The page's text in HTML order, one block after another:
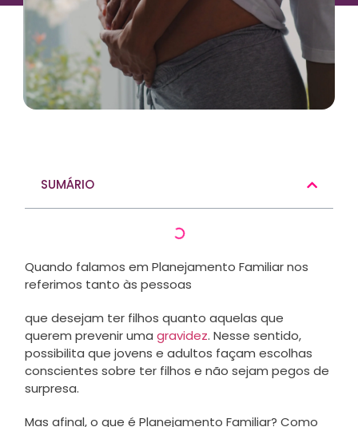
SUMÁRIO
Quando falamos em Planejamento Familiar nos
referimos tanto às pessoas
que desejam ter filhos quanto aquelas que
querem prevenir uma gravidez. Nesse sentido,
possibilita que jovens e adultos façam escolhas
conscientes sobre ter filhos e não sejam pegos de
surpresa.
Mas afinal, o que é Planejamento Familiar? Como